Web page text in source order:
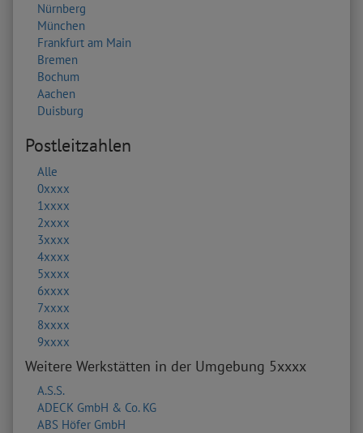
Nürnberg
München
Frankfurt am Main
Bremen
Bochum
Aachen
Duisburg
Postleitzahlen
Alle
0xxxx
1xxxx
2xxxx
3xxxx
4xxxx
5xxxx
6xxxx
7xxxx
8xxxx
9xxxx
Weitere Werkstätten in der Umgebung 5xxxx
A.S.S.
ADECK GmbH & Co. KG
ABS Höfer GmbH